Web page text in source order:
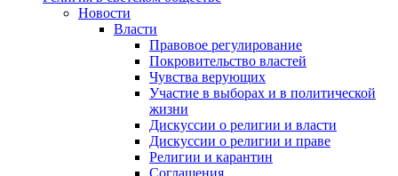
Новости
Власти
Правовое регулирование
Покровительство властей
Чувства верующих
Участие в выборах и в политической
жизни
Дискуссии о религии и власти
Дискуссии о религии и праве
Религии и карантин
Соглашения